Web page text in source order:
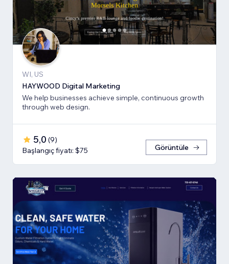
WI, US
HAYWOOD Digital Marketing
We help businesses achieve simple, continuous growth
through web design.
5,0 (9)
Başlangıç fiyatı: $75
Görüntüle